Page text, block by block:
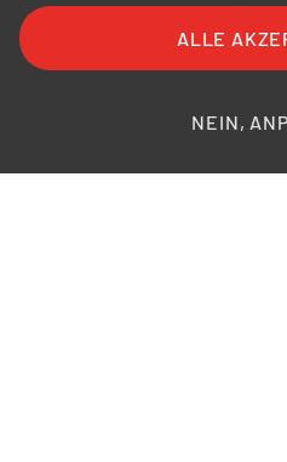
FAQ AGB AEB
ALLE
NEIN,